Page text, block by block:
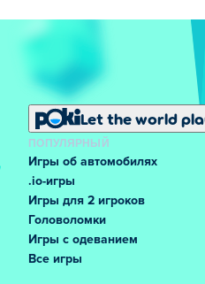
Let the world
ПОПУЛЯРНЫЙ
Игры об автомобилях
.io-игры
Игры для 2 игроков
Головоломки
Игры с одеванием
Все игры